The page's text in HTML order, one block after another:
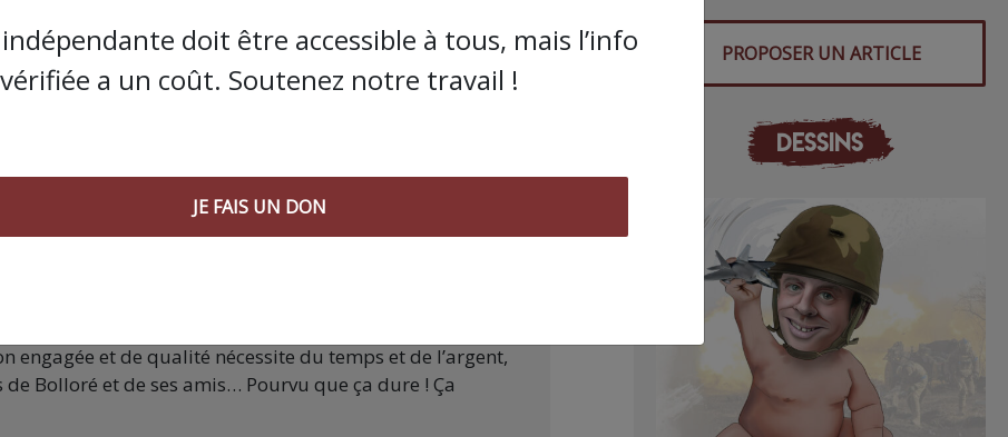
la presse indépendante doit être accessible à toutes
et de qualité nécessite du temps et de l’argent,
Bolloré et de ses amis… Pourvu que ça dure ! Ça
PROPOSER UN ARTICLE
DESSINS
doit être accessible à tous, mais l’info
vérifiée a un coût. Soutenez notre travail !
JE FAIS UN DON